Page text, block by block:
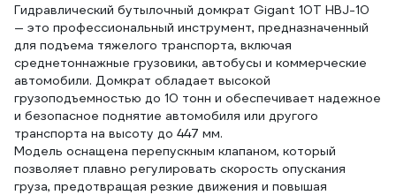
Гидравлический бутылочный домкрат Gigant 10Т HBJ-10
— это профессиональный инструмент, предназначенный
для подъема тяжелого транспорта, включая
среднетоннажные грузовики, автобусы и коммерческие
автомобили. Домкрат обладает высокой
грузоподъемностью до 10 тонн и обеспечивает надежное
и безопасное поднятие автомобиля или другого
транспорта на высоту до 447 мм.
Модель оснащена перепускным клапаном, который
позволяет плавно регулировать скорость опускания
груза, предотвращая резкие движения и повышая